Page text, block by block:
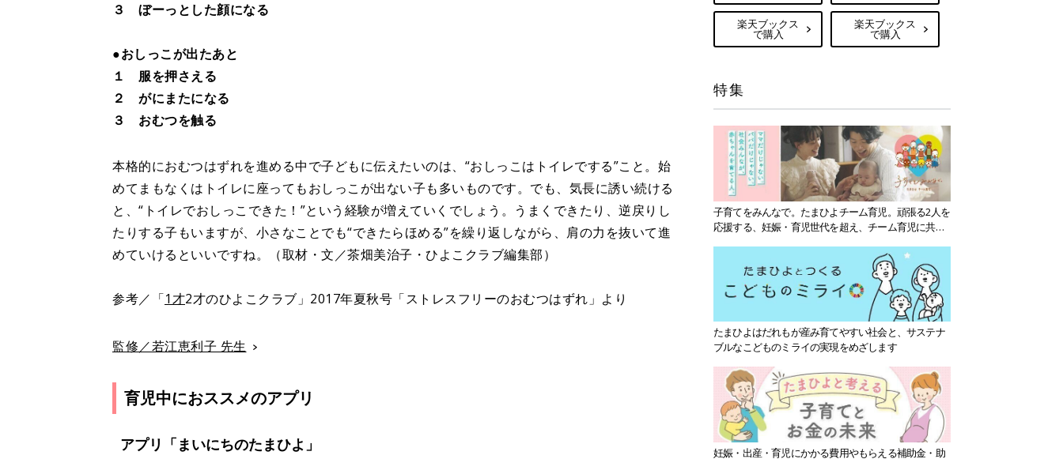
３ ぼーっとした顔になる
●おしっこが出たあと
１ 服を押さえる
２ がにまたになる
３ おむつを触る
本格的におむつはずれを進める中で子どもに伝えたいのは、“おしっこはトイレでする”こと。始
めてまもなくはトイレに座ってもおしっこが出ない子も多いものです。でも、気長に誘い続ける
と、“トイレでおしっこできた！”という経験が増えていくでしょう。うまくできたり、逆戻りし
たりする子もいますが、小さなことでも“できたらほめる”を繰り返しながら、肩の力を抜いて進
めていけるといいですね。（取材・文／茶畑美治子・ひよこクラブ編集部）
参考／「1才2才のひよこクラブ」2017年夏秋号「ストレスフリーのおむつはずれ」より
監修／若江恵利子 先生
育児中におススメのアプリ
アプリ「まいにちのたまひよ」
楽天ブックス
で購入
楽天ブックス
で購入
特集
子育てをみんなで。たまひよチーム育児。頑張る2人を
応援する、妊娠・育児世代を超え、チーム育児に共感
たまひよはだれもが産み育てやすい社会と、サステナ
ブルなこどものミライの実現をめざします
妊娠・出産・育児にかかる費用やもらえる補助金・助